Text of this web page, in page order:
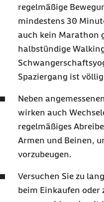
regelmäßige
mindestens 30
auch kein Marathon
halbstündige
Schwangerschafts
Spaziergang ist
Neben
wirken auch
regelmäßiges
Armen und Beinen,
vorzubeugen.
Versuchen Sie zu
beim Einkaufen oder